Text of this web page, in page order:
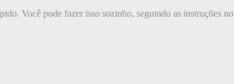
Você pode fazer isso sozinho, seguindo as instruções